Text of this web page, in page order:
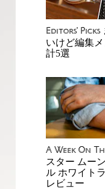
Editors' Picks
いけど編集
計5選
A Week On
スター ムー
ル ホワイト
レビュー